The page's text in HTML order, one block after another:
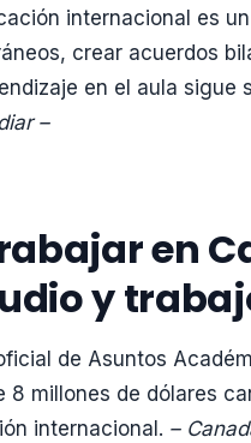
internacional es
crear acuerdos
en el aula sigue
–
en
y
de Asuntos
millones de dólares
internacional. –